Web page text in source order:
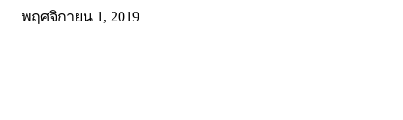
พฤศจิกายน 1, 2019